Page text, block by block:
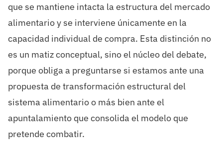
que se mantiene intacta la estructura del mercado
alimentario y se interviene únicamente en la
capacidad individual de compra. Esta distinción no
es un matiz conceptual, sino el núcleo del debate,
porque obliga a preguntarse si estamos ante una
propuesta de transformación estructural del
sistema alimentario o más bien ante el
apuntalamiento que consolida el modelo que
pretende combatir.